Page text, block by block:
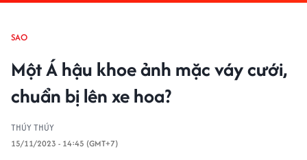
SAO
Một Á hậu khoe ảnh mặc váy cưới,
chuẩn bị lên xe hoa?
THÚY THÚY
15/11/2023 - 14:45 (GMT+7)